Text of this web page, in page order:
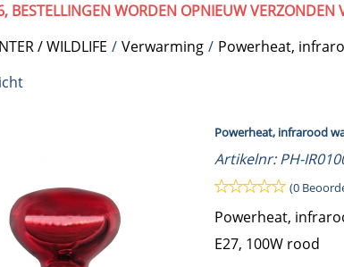
BESTELLINGEN WORDEN OPNIEUW VERZONDEN
/ WILDLIFE / Verwarming / Powerheat,
Powerheat, infrarood
Artikelnr: PH-
(0
Powerheat,
E27, 100W rood